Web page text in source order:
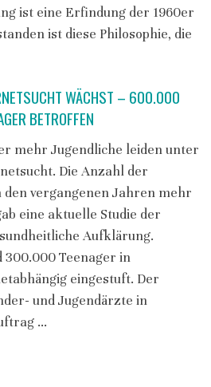
ist eine Erfindung der 1960er
ist diese Philosophie, die
WÄCHST – 600.000
BETROFFEN
mehr Jugendliche leiden unter
Die Anzahl der
vergangenen Jahren mehr
eine aktuelle Studie der
Aufklärung.
300.000 Teenager in
eingestuft. Der
und Jugendärzte in
…